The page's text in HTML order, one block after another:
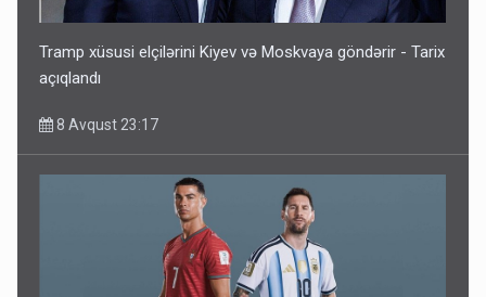
Tramp xüsusi elçilərini Kiyev və Moskvaya göndərir - Tarix
açıqlandı
8 Avqust 23:17